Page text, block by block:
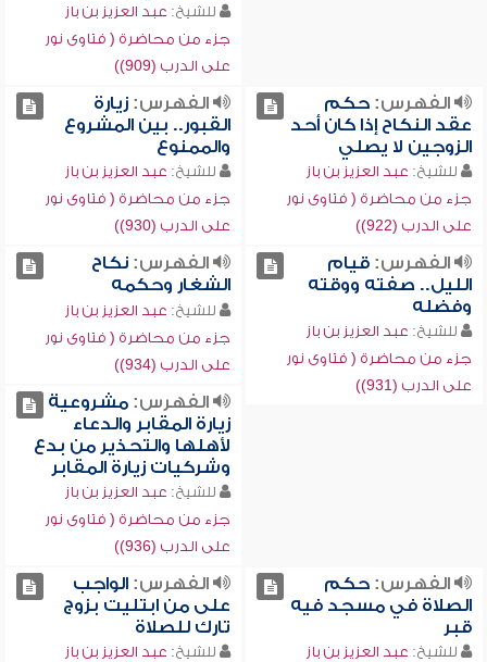
للشيخ: عبد العزيز بن باز
جزء من محاضرة ( فتاوى نور
على الدرب (909))
الفهرس:حكم
عقد النكاح إذا كان أحد
الزوجين لا يصلي
للشيخ: عبد العزيز بن باز
جزء من محاضرة ( فتاوى نور
على الدرب (922))
الفهرس:زيارة
القبور.. بين المشروع
والممنوع
للشيخ: عبد العزيز بن باز
جزء من محاضرة ( فتاوى نور
على الدرب (930))
الفهرس:قيام
الليل.. صفته ووقته
وفضله
للشيخ: عبد العزيز بن باز
جزء من محاضرة ( فتاوى نور
على الدرب (931))
الفهرس:نكاح
الشغار وحكمه
للشيخ: عبد العزيز بن باز
جزء من محاضرة ( فتاوى نور
على الدرب (934))
الفهرس:مشروعية
زيارة المقابر والدعاء
لأهلها والتحذير من بدع
وشركيات زيارة المقابر
للشيخ: عبد العزيز بن باز
جزء من محاضرة ( فتاوى نور
على الدرب (936))
الفهرس:حكم
الصلاة في مسجد فيه
قبر
للشيخ: عبد العزيز بن باز
الفهرس:الواجب
على من ابتليت بزوج
تارك للصلاة
للشيخ: عبد العزيز بن باز